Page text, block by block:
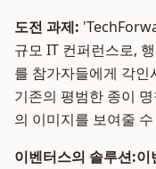
도전 과제:
규모 IT 컨퍼런스로,
를 참가자들에게 각
기존의 평범한 종이
의 이미지를 보여줄
이벤터스의 솔루션:이